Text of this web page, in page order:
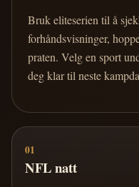
Bruk eliteserien til å
forhåndsvisninger,
praten. Velg en sport
deg klar til neste
01
NFL natt